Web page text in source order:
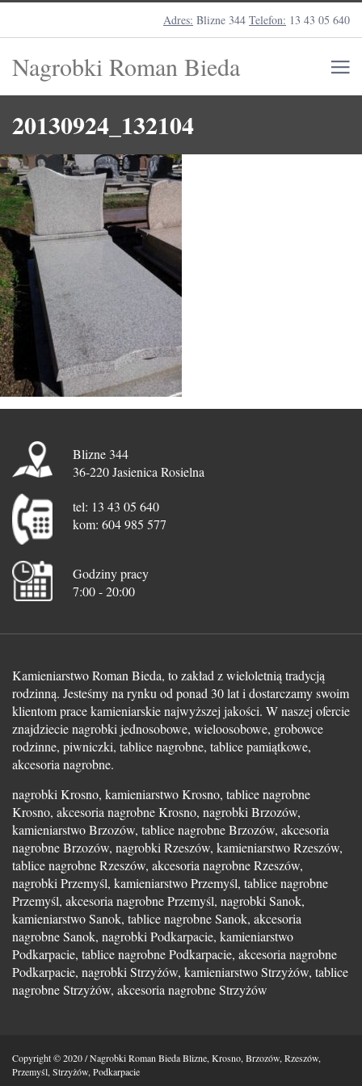
Adres: Blizne 344 Telefon: 13 43 05 640
Nagrobki Roman Bieda
20130924_132104
Blizne 344
36-220 Jasienica Rosielna
tel: 13 43 05 640
kom: 604 985 577
Godziny pracy
7:00 - 20:00
Kamieniarstwo Roman Bieda, to zakład z wieloletnią tradycją
rodzinną. Jesteśmy na rynku od ponad 30 lat i dostarczamy swoim
klientom prace kamieniarskie najwyższej jakości. W naszej ofercie
znajdziecie nagrobki jednosobowe, wieloosobowe, grobowce
rodzinne, piwniczki, tablice nagrobne, tablice pamiątkowe,
akcesoria nagrobne.
nagrobki Krosno, kamieniarstwo Krosno, tablice nagrobne
Krosno, akcesoria nagrobne Krosno, nagrobki Brzozów,
kamieniarstwo Brzozów, tablice nagrobne Brzozów, akcesoria
nagrobne Brzozów, nagrobki Rzeszów, kamieniarstwo Rzeszów,
tablice nagrobne Rzeszów, akcesoria nagrobne Rzeszów,
nagrobki Przemyśl, kamieniarstwo Przemyśl, tablice nagrobne
Przemyśl, akcesoria nagrobne Przemyśl, nagrobki Sanok,
kamieniarstwo Sanok, tablice nagrobne Sanok, akcesoria
nagrobne Sanok, nagrobki Podkarpacie, kamieniarstwo
Podkarpacie, tablice nagrobne Podkarpacie, akcesoria nagrobne
Podkarpacie, nagrobki Strzyżów, kamieniarstwo Strzyżów, tablice
nagrobne Strzyżów, akcesoria nagrobne Strzyżów
Copyright © 2020 / Nagrobki Roman Bieda Blizne, Krosno, Brzozów, Rzeszów,
Przemyśl, Strzyżów, Podkarpacie